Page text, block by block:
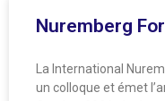
Nuremberg
La International
un colloque et émet